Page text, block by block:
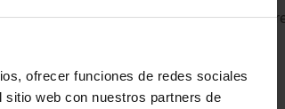
ofrecer funciones de redes sociales
web con nuestros partners de
o no están en condiciones de hacer
a las intervenciones médicas